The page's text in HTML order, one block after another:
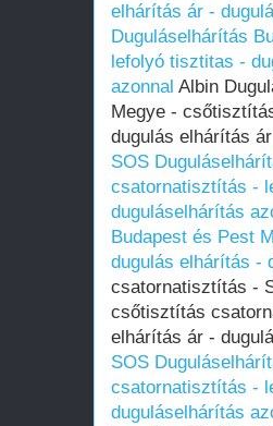
elhárítás ár -
Duguláselhárítás
lefolyó tisztitas -
azonnal Albin
Megye -
dugulás elhárítás
SOS
csatornatisztítás -
duguláselhárítás
Budapest és Pest
dugulás elhárítás -
csatornatisztítás -
csőtisztítás
elhárítás ár -
SOS
csatornatisztítás -
duguláselhárítás